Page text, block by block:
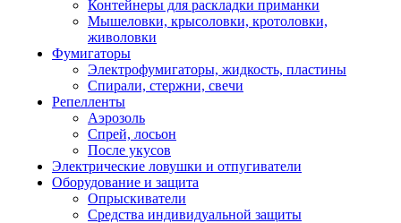
Контейнеры для раскладки приманки
Мышеловки, крысоловки, кротоловки,
живоловки
Фумигаторы
Электрофумигаторы, жидкость, пластины
Спирали, стержни, свечи
Репелленты
Аэрозоль
Спрей, лосьон
После укусов
Электрические ловушки и отпугиватели
Оборудование и защита
Опрыскиватели
Средства индивидуальной защиты